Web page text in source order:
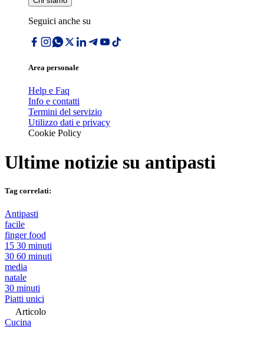
Seguici anche su
Area personale
Help e Faq
Info e contatti
Termini del servizio
Utilizzo dati e privacy
Cookie Policy
Ultime notizie su antipasti
Tag correlati:
Antipasti
facile
finger food
15 30 minuti
30 60 minuti
media
natale
30 minuti
Piatti unici
Articolo
Cucina